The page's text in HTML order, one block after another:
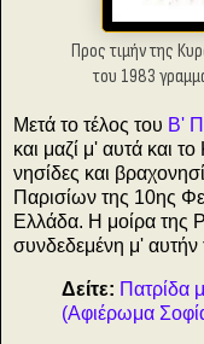
Προς τιμήν της
του 1983
Μετά το τέλος του Β'
και μαζί μ' αυτά και
νησίδες και
Παρισίων της 10ης
Ελλάδα. Η μοίρα της
συνδεδεμένη μ' αυτήν
Δείτε: Πατρίδα
(Αφιέρωμα